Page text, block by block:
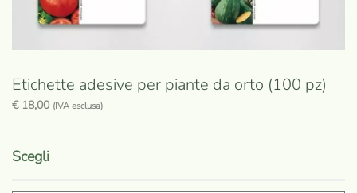
Etichette adesive per piante da orto (100 pz)
€18,00 (IVA esclusa)
Scegliprodotto